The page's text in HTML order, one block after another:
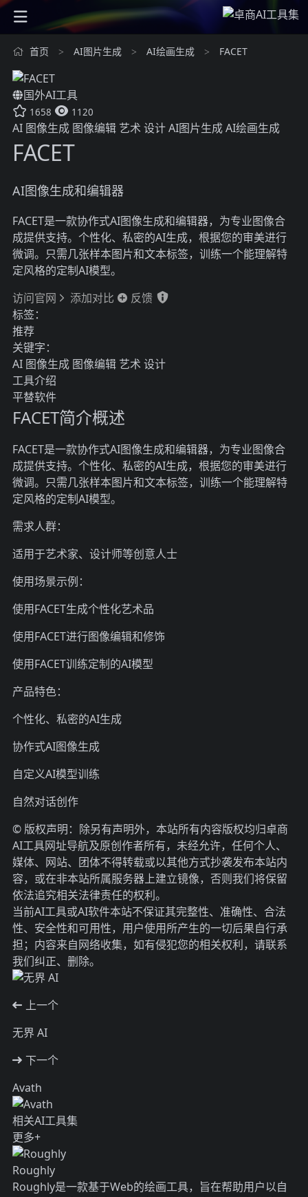
首页 > AI图片生成 > AI绘画生成 > FACET
国外AI工具
1658 1120
AI 图像生成 图像编辑 艺术 设计AI图片生成AI绘画生成
FACET
AI图像生成和编辑器
FACET是一款协作式AI图像生成和编辑器，为专业图像合
成提供支持。个性化、私密的AI生成，根据您的审美进行
微调。只需几张样本图片和文本标签，训练一个能理解特
定风格的定制AI模型。
访问官网
添加对比
反馈
标签：
推荐
关键字：
AI 图像生成 图像编辑 艺术 设计
工具介绍
平替软件
FACET简介概述
FACET是一款协作式AI图像生成和编辑器，为专业图像合
成提供支持。个性化、私密的AI生成，根据您的审美进行
微调。只需几张样本图片和文本标签，训练一个能理解特
定风格的定制AI模型。
需求人群：
适用于艺术家、设计师等创意人士
使用场景示例：
使用FACET生成个性化艺术品
使用FACET进行图像编辑和修饰
使用FACET训练定制的AI模型
产品特色：
个性化、私密的AI生成
协作式AI图像生成
自定义AI模型训练
自然对话创作
© 版权声明：除另有声明外，本站所有内容版权均归卓商
AI工具网址导航及原创作者所有，未经允许，任何个人、
媒体、网站、团体不得转载或以其他方式抄袭发布本站内
容，或在非本站所属服务器上建立镜像，否则我们将保留
依法追究相关法律责任的权利。
当前AI工具或AI软件本站不保证其完整性、准确性、合法
性、安全性和可用性，用户使用所产生的一切后果自行承
担；内容来自网络收集，如有侵犯您的相关权利，请联系
我们纠正、删除。
上一个
无界 AI
下一个
Avath
相关AI工具集
更多+
Roughly
Roughly是一款基于Web的绘画工具，旨在帮助用户以自